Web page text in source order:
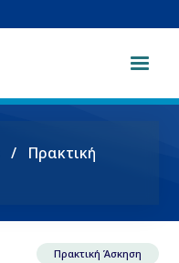
Πρακτική
Πρακτική Άσκηση